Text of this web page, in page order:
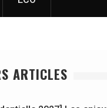
ARTICLES